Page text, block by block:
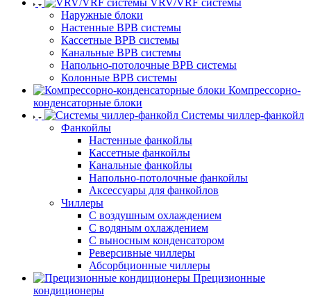
VRV/VRF системы
Наружные блоки
Настенные ВРВ системы
Кассетные ВРВ системы
Канальные ВРВ системы
Напольно-потолочные ВРВ системы
Колонные ВРВ системы
Компрессорно-
конденсаторные блоки
Системы чиллер-фанкойл
Фанкойлы
Настенные фанкойлы
Кассетные фанкойлы
Канальные фанкойлы
Напольно-потолочные фанкойлы
Аксессуары для фанкойлов
Чиллеры
С воздушным охлаждением
С водяным охлаждением
С выносным конденсатором
Реверсивные чиллеры
Абсорбционные чиллеры
Прецизионные
кондиционеры